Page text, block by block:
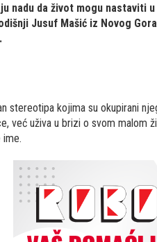
nadu da život mogu nastaviti
Jusuf Mašić iz Novog
stereotipa kojima su okupirani
već uživa u brizi o svom malom
ime.